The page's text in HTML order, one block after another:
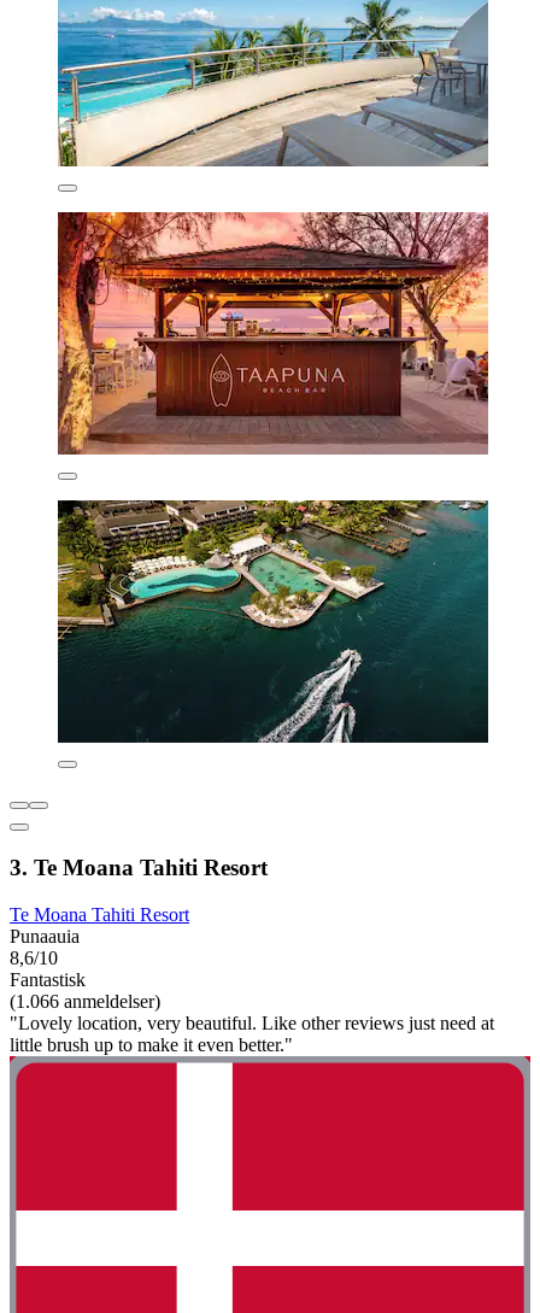
3. Te Moana Tahiti Resort
Te Moana Tahiti Resort
Punaauia
8,6/10
Fantastisk
(1.066 anmeldelser)
"Lovely location, very beautiful. Like other reviews just need at
little brush up to make it even better."